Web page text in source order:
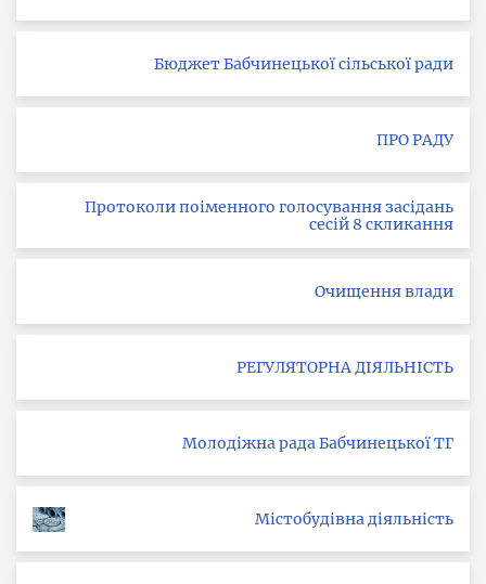
Бюджет Бабчинецької сільської ради
ПРО РАДУ
Протоколи поіменного голосування засідань
сесій 8 скликання
Очищення влади
РЕГУЛЯТОРНА ДІЯЛЬНІСТЬ
Молодіжна рада Бабчинецької ТГ
Містобудівна діяльність